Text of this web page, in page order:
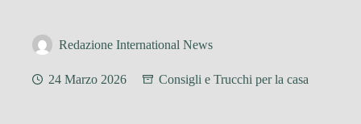
Redazione International News
24 Marzo 2026 Consigli e Trucchi per la casa